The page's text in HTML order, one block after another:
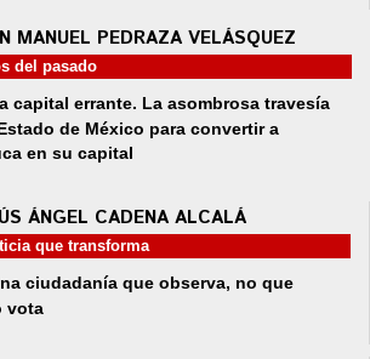
MANUEL PEDRAZA VELÁSQUEZ
del pasado
capital errante. La asombrosa travesía
de México para convertir a
en su capital
ÁNGEL CADENA ALCALÁ
que transforma
ciudadanía que observa, no que
vota